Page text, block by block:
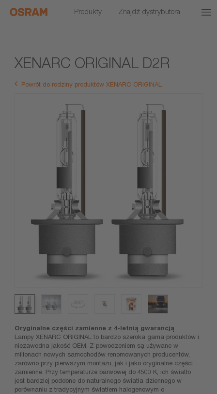
Produkty Znajdź dystrybutora
XENARC ORIGINAL D2R
Powrót do rodziny produktów XENARC ORIGINAL
Oryginalne części zamienne z 4-letnią gwarancją
Lampy XENARC ORIGINAL to bardzo szeroka gama produktów i
niezawodna jakość OEM. Z powodzeniem są używane w
milionach nowych samochodów renomowanych producentów,
zarówno przy pierwszym montażu, jak i jako oryginalne części
zamienne. Przy temperaturze barwowej do 4500 K, ich światło
jest bardziej podobne do naturalnego światła dziennego w
porównaniu z tradycyjnym światłem halogenowym o